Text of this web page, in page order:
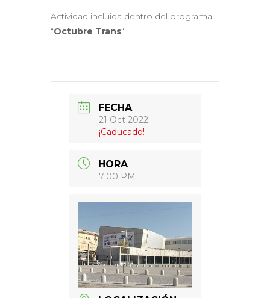
Actividad incluida dentro del programa
“Octubre Trans“
FECHA
21 Oct 2022
¡Caducado!
HORA
7:00 PM